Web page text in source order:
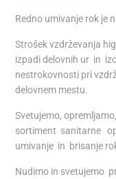
Redno umivanje rok je
Strošek vzdrževanja
izpadi delovnih ur in
nestrokovnosti pri
delovnem mestu.
Svetujemo,
sortiment sanitarne
umivanje in brisanje
Nudimo in svetujemo